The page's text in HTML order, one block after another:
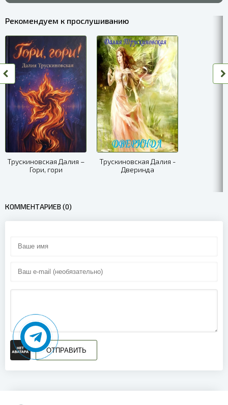
20_00_08
20_00_09
20_00_10
20_00_11
20_00_12
20_00_13
20_00_14
Рекомендуем к прослушиванию
Трускиновская Далия –
Гори, гори
Трускиновская Далия -
Дверинда
КОММЕНТАРИЕВ (0)
ОТПРАВИТЬ